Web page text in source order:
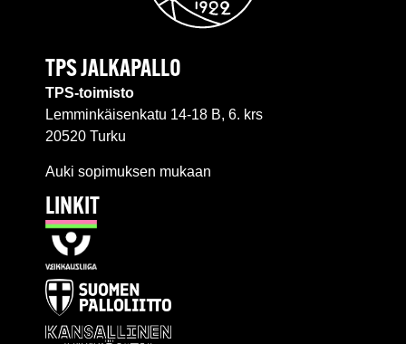
TPS JALKAPALLO
TPS-toimisto
Lemminkäisenkatu 14-18 B, 6. krs
20520 Turku
Auki sopimuksen mukaan
LINKIT